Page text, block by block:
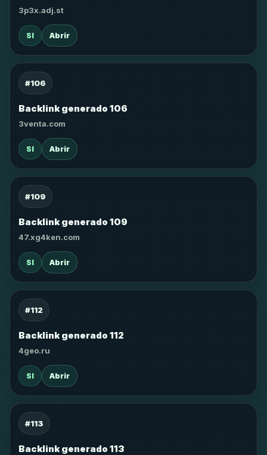
3p3x.adj.st
SI Abrir
#106
Backlink generado 106
3venta.com
SI Abrir
#109
Backlink generado 109
47.xg4ken.com
SI Abrir
#112
Backlink generado 112
4geo.ru
SI Abrir
#113
Backlink generado 113